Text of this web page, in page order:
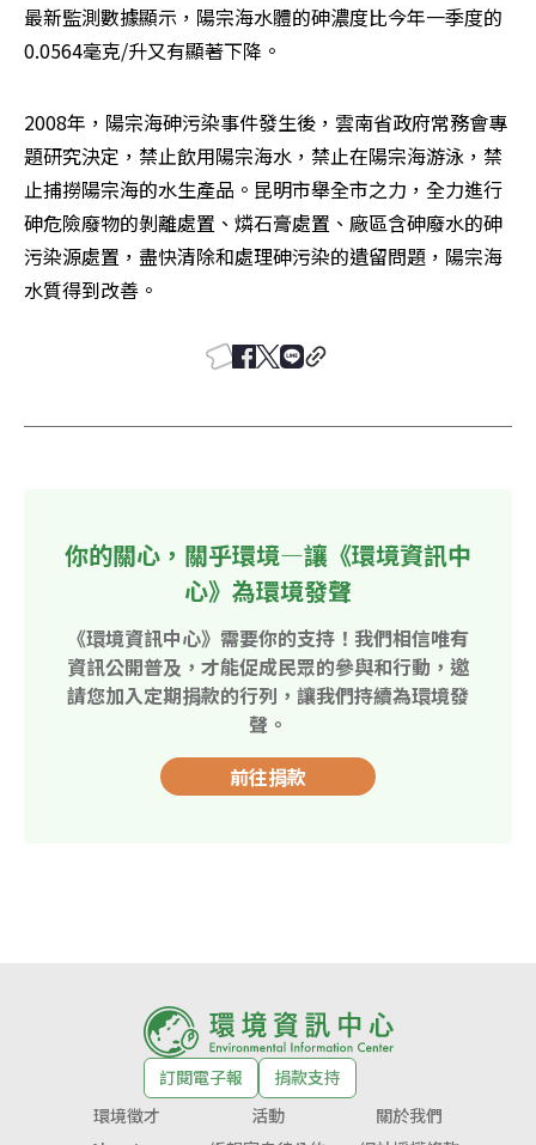
最新監測數據顯示，陽宗海水體的砷濃度比今年一季度的
0.0564毫克/升又有顯著下降。
2008年，陽宗海砷污染事件發生後，雲南省政府常務會專
題研究決定，禁止飲用陽宗海水，禁止在陽宗海游泳，禁
止捕撈陽宗海的水生產品。昆明市舉全市之力，全力進行
砷危險廢物的剝離處置、燐石膏處置、廠區含砷廢水的砷
污染源處置，盡快清除和處理砷污染的遺留問題，陽宗海
水質得到改善。
你的關心，關乎環境—讓《環境資訊中
心》為環境發聲
《環境資訊中心》需要你的支持！我們相信唯有
資訊公開普及，才能促成民眾的參與和行動，邀
請您加入定期捐款的行列，讓我們持續為環境發
聲。
前往捐款
訂閱電子報
捐款支持
環境徵才
活動
關於我們